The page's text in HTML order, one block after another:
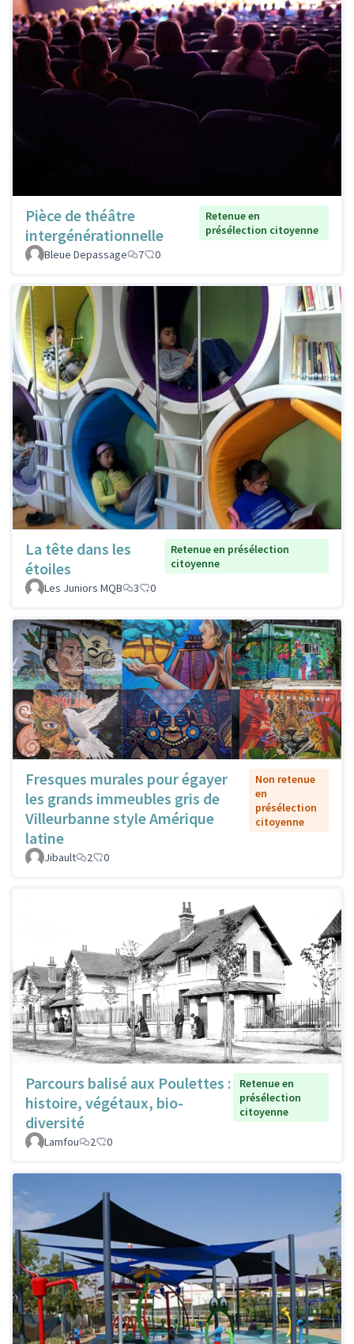
Pièce de théâtre
intergénérationnelle
Retenue en
présélection citoyenne
Bleue Depassage
7 0
La tête dans les
étoiles
Retenue en présélection
citoyenne
Les Juniors MQB
3 0
Fresques murales pour égayer
les grands immeubles gris de
Villeurbanne style Amérique
latine
Non retenue
en
présélection
citoyenne
Jibault 2 0
Parcours balisé aux Poulettes :
histoire, végétaux, bio-
diversité
Retenue en
présélection
citoyenne
Lamfou 2 0